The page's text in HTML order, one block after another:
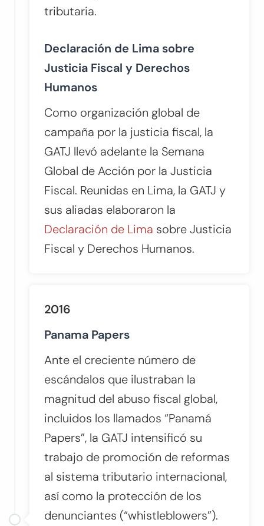
tributaria.
Declaración de Lima sobre
Justicia Fiscal y Derechos
Humanos
Como organización global de
campaña por la justicia fiscal, la
GATJ llevó adelante la Semana
Global de Acción por la Justicia
Fiscal. Reunidas en Lima, la GATJ y
sus aliadas elaboraron la
Declaración de Lima sobre Justicia
Fiscal y Derechos Humanos.
2016
Panama Papers
Ante el creciente número de
escándalos que ilustraban la
magnitud del abuso fiscal global,
incluidos los llamados “Panamá
Papers”, la GATJ intensificó su
trabajo de promoción de reformas
al sistema tributario internacional,
así como la protección de los
denunciantes (“whistleblowers”).